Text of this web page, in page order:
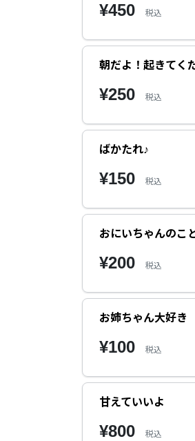
¥450 税込
朝だよ！起きてく
¥250 税込
ばかたれ♪
¥150 税込
おにいちゃんのこ
¥200 税込
お姉ちゃん大好き
¥100 税込
甘えていいよ
¥800 税込